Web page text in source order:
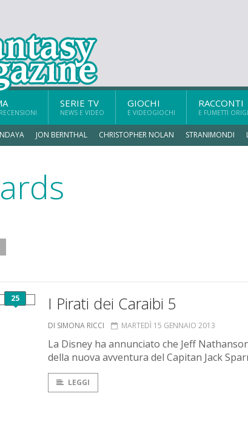
SERIE TV
NEWS E VIDEO
GIOCHI
E VIDEOGIOCHI
RACCONTI
E FUMETTI
JON BERNTHAL CHRISTOPHER NOLAN STRANIMONDI
25 I Pirati dei Caraibi 5
DI SIMONA RICCI MARTEDÌ 15 GENNAIO 2013
La Disney ha annunciato che Jeff
della nuova avventura del Capitan Jack
LEGGI